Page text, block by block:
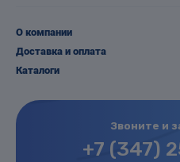
О компании
Доставка и оплата
Каталоги
Звоните и
+7 (347)